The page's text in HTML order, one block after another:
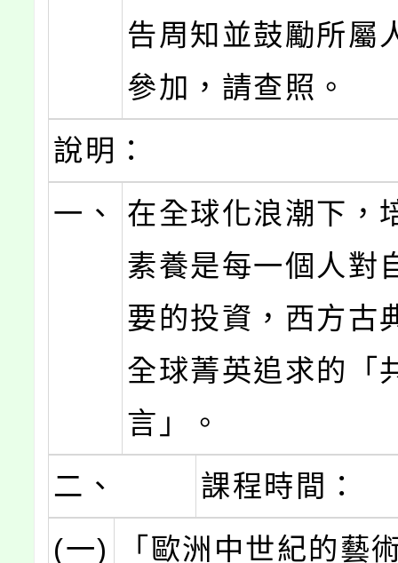
告周知並鼓勵所屬
參加，請查照。
說明：
一、
在全球化浪潮下，
素養是每一個人對
要的投資，西方古
全球菁英追求的「
言」。
二、
課程時間：
(一)
「歐洲中世紀的藝